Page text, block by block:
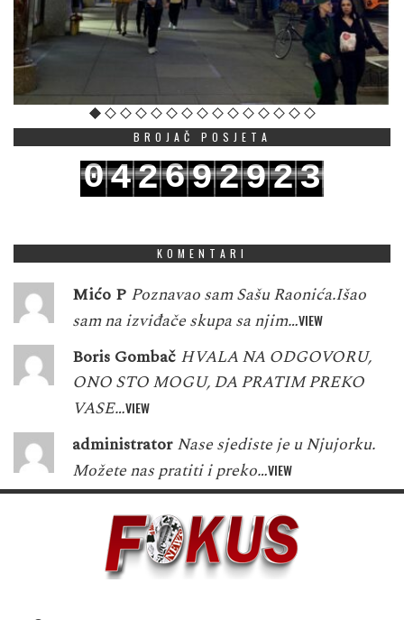
BROJAČ POSJETA
042692923
KOMENTARI
Mićo P Poznavao sam Sašu Raonića.Išao
sam na izviđače skupa sa njim…VIEW
Boris Gombač HVALA NA ODGOVORU,
ONO STO MOGU, DA PRATIM PREKO
VASE…VIEW
administrator Nase sjediste je u Njujorku.
Možete nas pratiti i preko…VIEW